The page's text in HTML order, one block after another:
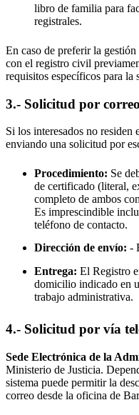
libro de familia para
registrales.
En caso de preferir la
con el registro civil
requisitos específicos para
3.- Solicitud por
Si los interesados no residen
enviando una solicitud por
Procedimiento: Se
de certificado (literal,
completo de ambos
Es imprescindible
teléfono de contacto.
Dirección de envío: -
Entrega: El Registro
domicilio indicado en
trabajo administrativa.
4.- Solicitud por vía
Sede Electrónica de la
Ministerio de Justicia.
sistema puede permitir la
correo desde la oficina de